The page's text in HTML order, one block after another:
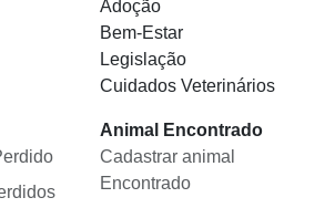
Adoção
Bem-Estar
Legislação
Cuidados Veterinários
Animal Encontrado
Cadastrar animal
Encontrado